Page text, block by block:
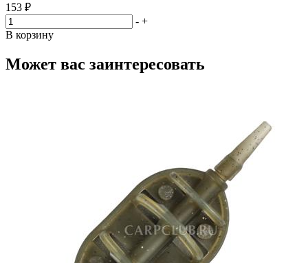
153 ₽
- +
В корзину
Может вас заинтересовать